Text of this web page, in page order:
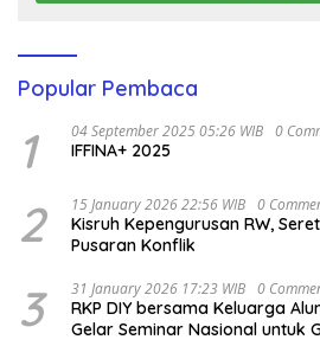
Popular Pembaca
1 04 September 2025 05:26 WIB 0
IFFINA+ 2025
2 15 January 2026 22:56 WIB 0
Kisruh Kepengurusan RW,
Pusaran Konflik
3 31 January 2026 17:23 WIB 0
RKP DIY bersama Keluarga
Gelar Seminar Nasional untuk